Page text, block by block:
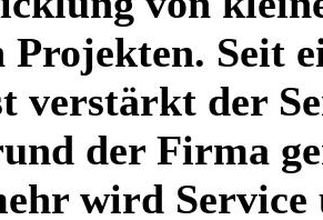
Seit
verstärkt der
der Firma
wird Service